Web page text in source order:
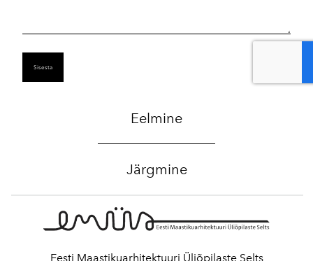
Eelmine
Järgmine
Eesti Maastikuarhitektuuri Üliõpilaste Selts